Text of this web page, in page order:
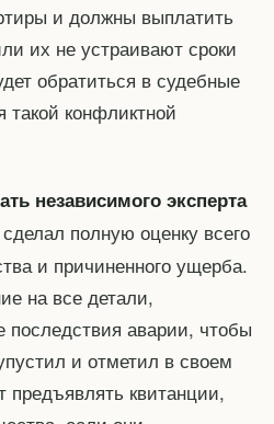
и должны выплатить
их не устраивают сроки
обратиться в судебные
конфликтной
независимого эксперта
полную оценку всего
и причиненного ущерба.
на все детали,
аварии, чтобы
и отметил в своем
предъявлять квитанции,